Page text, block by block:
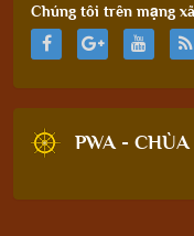
Chúng tôi trên mạng
PWA -